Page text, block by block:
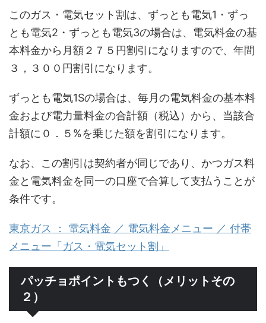
このガス・電気セット割は、ずっとも電気1・ずっ
とも電気2・ずっとも電気3の場合は、電気料金の基
本料金から月額２７５円割引になりますので、年間
３，３００円割引になります。
ずっとも電気1Sの場合は、毎月の電気料金の基本料
金および電力量料金の合計額（税込）から、当該合
計額に０．５%を乗じた額を割引になります。
なお、この割引は契約者が同じであり、かつガス料
金と電気料金を同一の口座で合算して支払うことが
条件です。
東京ガス ： 電気料金 ／ 電気料金メニュー ／ 付帯
メニュー「ガス・電気セット割」
パッチョポイントもつく（メリットその
２）